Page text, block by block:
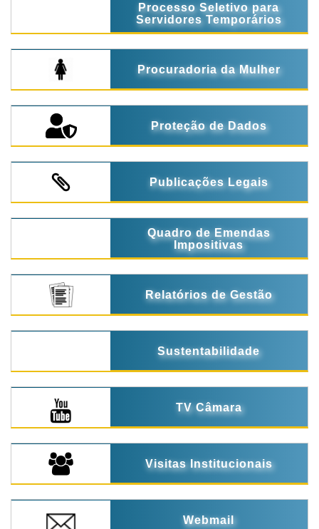
Processo Seletivo para
Servidores Temporários
Procuradoria da Mulher
Proteção de Dados
Publicações Legais
Quadro de Emendas
Impositivas
Relatórios de Gestão
Sustentabilidade
TV Câmara
Visitas Institucionais
Webmail